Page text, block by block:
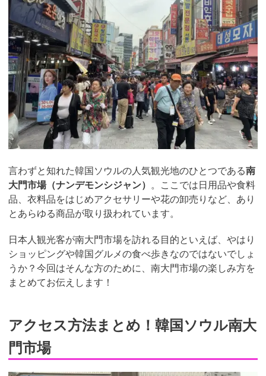
言わずと知れた韓国ソウルの人気観光地のひとつである南
大門市場（ナンデモンシジャン） 。ここでは日用品や食料
品、衣料品をはじめアクセサリーや花の卸売りなど、あり
とあらゆる商品が取り扱われています。
日本人観光客が南大門市場を訪れる目的といえば、やはり
ショッピングや韓国グルメの食べ歩きなのではないでしょ
うか？今回はそんな方のために、南大門市場の楽しみ方を
まとめてお伝えします！
アクセス方法まとめ！韓国ソウル南大
門市場